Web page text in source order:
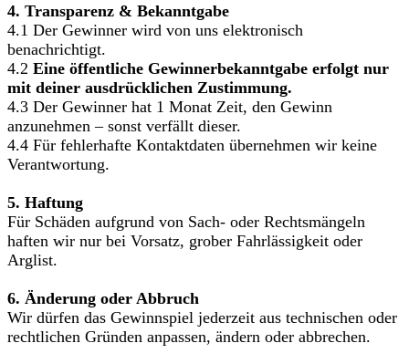
4. Transparenz & Bekanntgabe
4.1 Der Gewinner wird von uns elektronisch
benachrichtigt.
4.2 Eine öffentliche Gewinnerbekanntgabe erfolgt nur
mit deiner ausdrücklichen Zustimmung.
4.3 Der Gewinner hat 1 Monat Zeit, den Gewinn
anzunehmen – sonst verfällt dieser.
4.4 Für fehlerhafte Kontaktdaten übernehmen wir keine
Verantwortung.
5. Haftung
Für Schäden aufgrund von Sach- oder Rechtsmängeln
haften wir nur bei Vorsatz, grober Fahrlässigkeit oder
Arglist.
6. Änderung oder Abbruch
Wir dürfen das Gewinnspiel jederzeit aus technischen oder
rechtlichen Gründen anpassen, ändern oder abbrechen.